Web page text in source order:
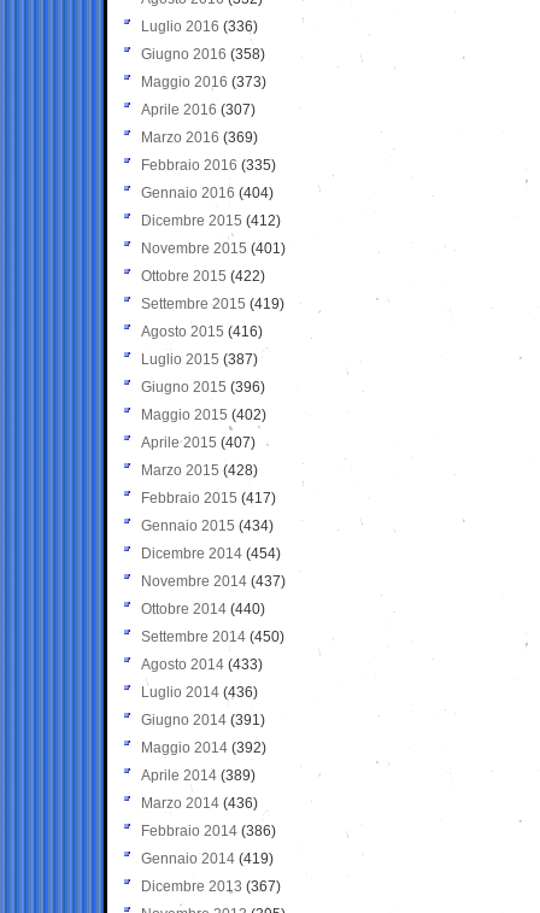
Luglio 2016 (336)
Giugno 2016 (358)
Maggio 2016 (373)
Aprile 2016 (307)
Marzo 2016 (369)
Febbraio 2016 (335)
Gennaio 2016 (404)
Dicembre 2015 (412)
Novembre 2015 (401)
Ottobre 2015 (422)
Settembre 2015 (419)
Agosto 2015 (416)
Luglio 2015 (387)
Giugno 2015 (396)
Maggio 2015 (402)
Aprile 2015 (407)
Marzo 2015 (428)
Febbraio 2015 (417)
Gennaio 2015 (434)
Dicembre 2014 (454)
Novembre 2014 (437)
Ottobre 2014 (440)
Settembre 2014 (450)
Agosto 2014 (433)
Luglio 2014 (436)
Giugno 2014 (391)
Maggio 2014 (392)
Aprile 2014 (389)
Marzo 2014 (436)
Febbraio 2014 (386)
Gennaio 2014 (419)
Dicembre 2013 (367)